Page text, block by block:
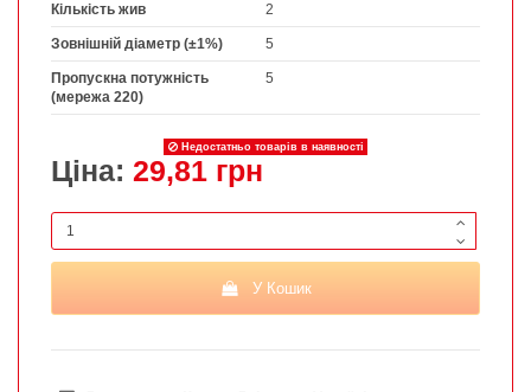
Кількість жив 2
Зовнішній діаметр (±1%) 5
Пропускна потужність
(мережа 220)
5
Недостатньо товарів в наявності
Ціна: 29,81 грн
У Кошик